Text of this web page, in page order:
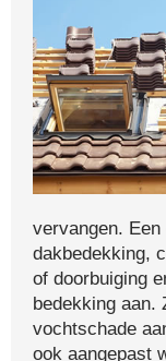
vervangen.
dakbedekking,
of doorbuiging
bedekking aan.
vochtschade
ook aangepast